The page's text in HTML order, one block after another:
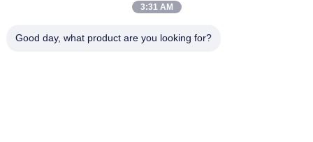
3:31 AM
Good day, what product are you looking for?